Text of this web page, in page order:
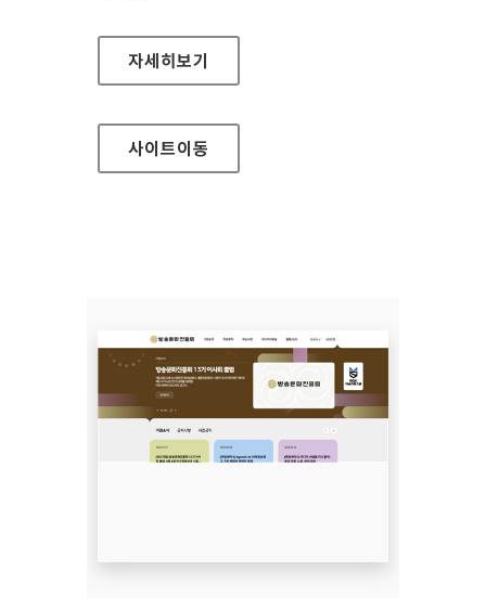
공예포털
자세히보기
사이트이동